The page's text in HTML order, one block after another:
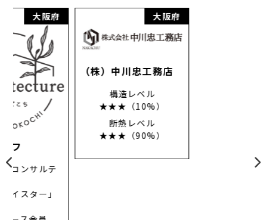
（株）中川忠工務店
構造レベル
★★★（10%）
★★★（90%）
大幸綜合建設（株）
「構造塾」コンサルテ
「木構造マイスター」